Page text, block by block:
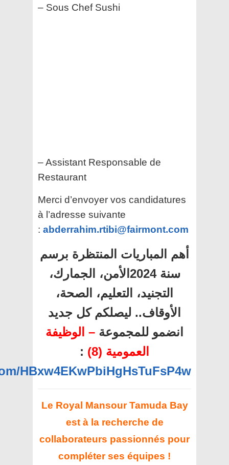
– Sous Chef Sushi
– Assistant Responsable de
Restaurant
Merci d’envoyer vos candidatures
à l’adresse suivante
: abderrahim.rtibi@fairmont.com
أهم المباريات المنتظرة برسم
سنة 2024الأمن، الجمارك،
التجنيد، التعليم، الصحة،
الأوقاف.. ليصلكم كل جديد
انضمو للمجموعة – الوظيفة
العمومية (8)
:
HBxw4EKwPbiHgHsTuFsP4w
Le Royal Mansour Tamuda Bay
est à la recherche de
collaborateurs passionnés pour
compléter ses équipes !